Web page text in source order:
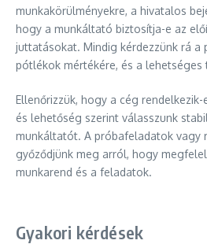
munkakörülményekre, a hivatalos
hogy a munkáltató biztosítja-e az
juttatásokat. Mindig kérdezzünk rá a
pótlékok mértékére, és a
Ellenőrizzük, hogy a cég
és lehetőség szerint válasszunk
munkáltatót. A próbafeladatok vagy
győződjünk meg arról, hogy
munkarend és a feladatok.
Gyakori kérdések